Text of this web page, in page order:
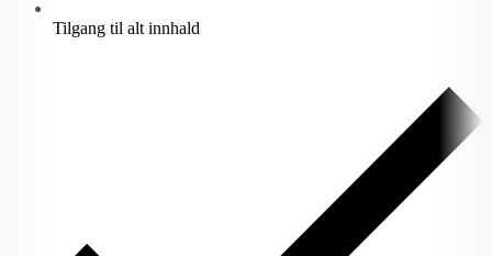
Tilgang til alt innhald